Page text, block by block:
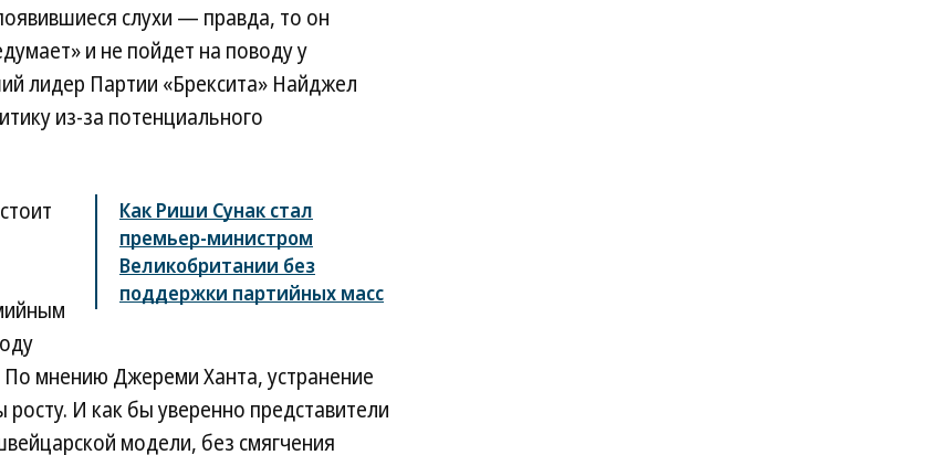
слухи — правда, то он
и не пойдет на поводу у
лидер Партии «Брексита» Найджел
из-за потенциального
Как Риши Сунак стал
премьер-министром
Великобритании без
поддержки партийных масс
По мнению Джереми Ханта, устранение
И как бы уверенно представители
модели, без смягчения